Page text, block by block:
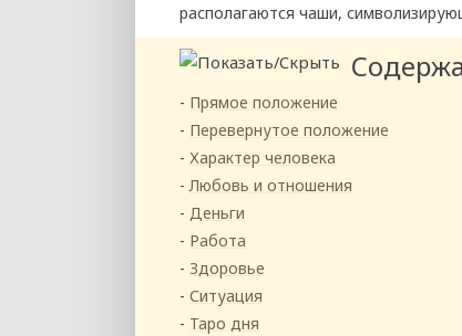
располагаются чаши,
Прямое положение
Перевернутое положение
Характер человека
Любовь и отношения
Деньги
Работа
Здоровье
Ситуация
Таро дня